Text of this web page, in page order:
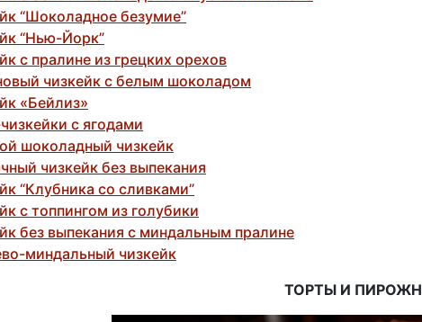
“Шоколадное безумие”
“Нью-Йорк”
с пралине из грецких орехов
чизкейк с белым шоколадом
«Бейлиз»
с ягодами
шоколадный чизкейк
чизкейк без выпекания
“Клубника со сливками”
с топпингом из голубики
без выпекания с миндальным пралине
миндальный чизкейк
ТОРТЫ И